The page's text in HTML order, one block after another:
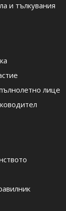
и тълкувания
лице